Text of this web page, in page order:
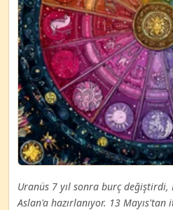
Uranüs 7 yıl sonra burç
Aslan'a hazırlanıyor. 13